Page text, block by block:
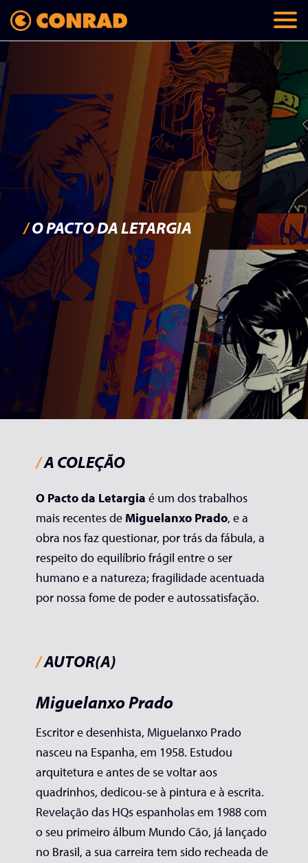
/O PACTO DA LETARGIA
/A COLEÇÃO
O Pacto da Letargia é um dos trabalhos
mais recentes de Miguelanxo Prado, e a
obra nos faz questionar, por trás da fábula, a
respeito do equilíbrio frágil entre o ser
humano e a natureza; fragilidade acentuada
por nossa fome de poder e autossatisfação.
/AUTOR(A)
Miguelanxo Prado
Escritor e desenhista, Miguelanxo Prado
nasceu na Espanha, em 1958. Estudou
arquitetura e antes de se voltar aos
quadrinhos, dedicou-se à pintura e à escrita.
Revelação das HQs espanholas em 1988 com
o seu primeiro álbum Mundo Cão, já lançado
no Brasil, a sua carreira tem sido recheada de